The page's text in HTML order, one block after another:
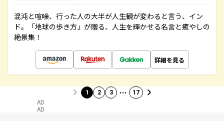
混沌と喧噪、行った人の大半が人生観が変わると言う、イン
ド。「地球の歩き方」が贈る、人生を輝かせる名言と癒やしの
絶景集！
詳細を見る
1 2 3 … 17
AD
AD